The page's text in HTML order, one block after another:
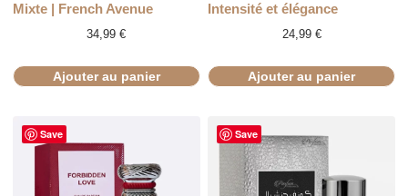
Mixte | French Avenue
34,99€
Ajouter au panier
Intensité et élégance
24,99 €
Ajouter au panier
Save Save